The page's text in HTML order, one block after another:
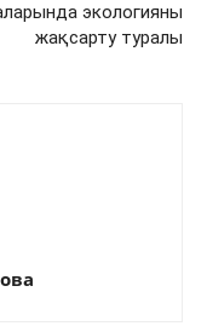
экологияны
жақсарту туралы